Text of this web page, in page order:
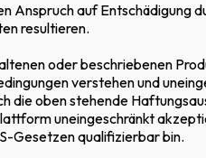
attraktiven
Kreditnehmern
langjähriger
Anspruch auf
resultieren.
oder beschriebenen
verstehen und
die oben stehende
uneingeschränkt
Gesetzen qualifizierbar bin.